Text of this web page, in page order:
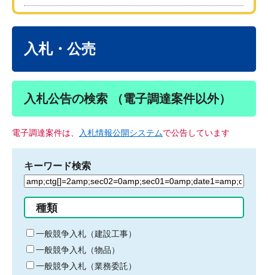
入札・公売
入札公告の検索 （電子調達案件以外）
電子調達案件は、 入札情報公開システムで公告しています
キーワード検索
検
る
キ
ー
ワ
ー
種類
一般競争入札（建設工事）
一般競争入札（物品）
一般競争入札（業務委託）